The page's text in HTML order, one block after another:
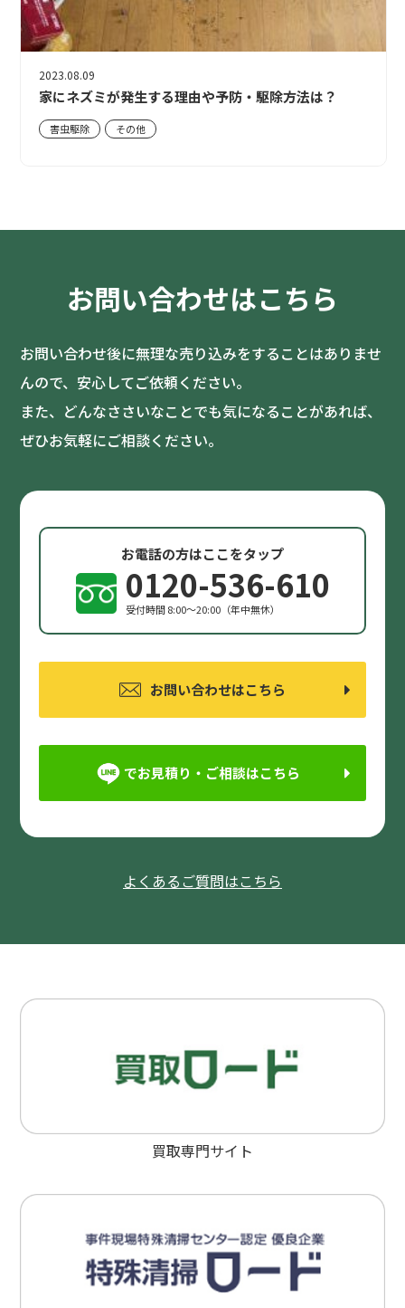
2023.08.09
家にネズミが発生する理由や予防・駆除方法は？
害虫駆除 その他
お問い合わせはこちら
お問い合わせ後に無理な売り込みをすることはありませ
んので、安心してご依頼ください。
また、どんなささいなことでも気になることがあれば、
ぜひお気軽にご相談ください。
お電話の方はここをタップ
0120-536-610
受付時間 8:00〜20:00（年中無休）
お問い合わせはこちら
でお見積り・ご相談はこちら
よくあるご質問はこちら
買取専門サイト